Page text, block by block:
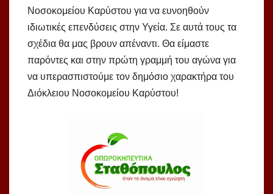
Νοσοκομείου Καρύστου για να ευνοηθούν
ιδιωτικές επενδύσεις στην Υγεία. Σε αυτά τους τα
σχέδια θα μας βρουν απέναντι. Θα είμαστε
παρόντες και στην πρώτη γραμμή του αγώνα για
να υπερασπιστούμε τον δημόσιο χαρακτήρα του
Διόκλειου Νοσοκομείου Καρύστου!